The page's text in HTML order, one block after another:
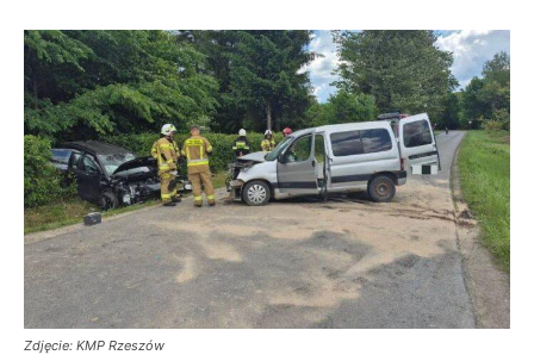
Zdjęcie: KMP Rzeszów